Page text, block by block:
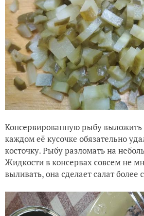
Консервированную рыбу выложить
каждом её кусочке обязательно
косточку. Рыбу разломать на
Жидкости в консервах совсем не
выливать, она сделает салат более